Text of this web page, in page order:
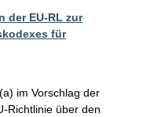
der EU-RL zur
für
im Vorschlag der
Richtlinie über den